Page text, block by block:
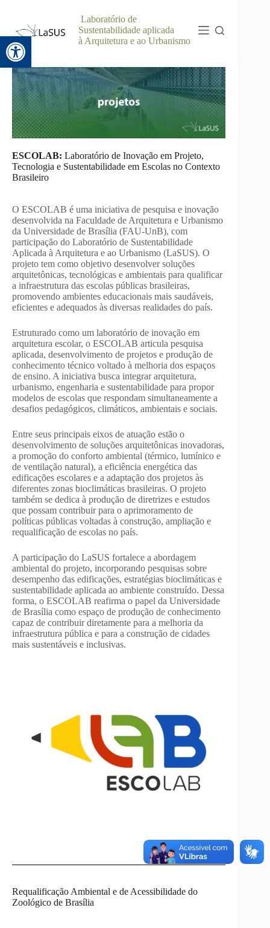
Abrir a barra de ferramentas
Laboratório de
Sustentabilidade aplicada
à Arquitetura e ao Urbanismo
ESCOLAB: Laboratório de Inovação em Projeto,
Tecnologia e Sustentabilidade em Escolas no Contexto
Brasileiro
O ESCOLAB é uma iniciativa de pesquisa e inovação
desenvolvida na Faculdade de Arquitetura e Urbanismo
da Universidade de Brasília (FAU-UnB), com
participação do Laboratório de Sustentabilidade
Aplicada à Arquitetura e ao Urbanismo (LaSUS). O
projeto tem como objetivo desenvolver soluções
arquitetônicas, tecnológicas e ambientais para qualificar
a infraestrutura das escolas públicas brasileiras,
promovendo ambientes educacionais mais saudáveis,
eficientes e adequados às diversas realidades do país.
Estruturado como um laboratório de inovação em
arquitetura escolar, o ESCOLAB articula pesquisa
aplicada, desenvolvimento de projetos e produção de
conhecimento técnico voltado à melhoria dos espaços
de ensino. A iniciativa busca integrar arquitetura,
urbanismo, engenharia e sustentabilidade para propor
modelos de escolas que respondam simultaneamente a
desafios pedagógicos, climáticos, ambientais e sociais.
Entre seus principais eixos de atuação estão o
desenvolvimento de soluções arquitetônicas inovadoras,
a promoção do conforto ambiental (térmico, lumínico e
de ventilação natural), a eficiência energética das
edificações escolares e a adaptação dos projetos às
diferentes zonas bioclimáticas brasileiras. O projeto
também se dedica à produção de diretrizes e estudos
que possam contribuir para o aprimoramento de
políticas públicas voltadas à construção, ampliação e
requalificação de escolas no país.
A participação do LaSUS fortalece a abordagem
ambiental do projeto, incorporando pesquisas sobre
desempenho das edificações, estratégias bioclimáticas e
sustentabilidade aplicada ao ambiente construído. Dessa
forma, o ESCOLAB reafirma o papel da Universidade
de Brasília como espaço de produção de conhecimento
capaz de contribuir diretamente para a melhoria da
infraestrutura pública e para a construção de cidades
mais sustentáveis e inclusivas.
Requalificação Ambiental e de Acessibilidade do
Zoológico de Brasília